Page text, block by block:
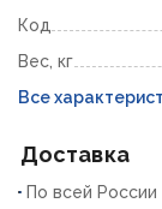
Код
Вес, кг
Все
Доставка
По всей России